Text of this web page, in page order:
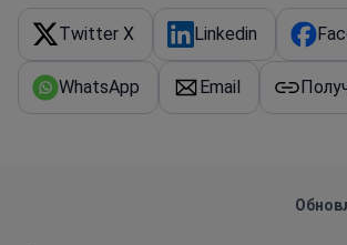
Twitter X Linkedin
WhatsApp Email